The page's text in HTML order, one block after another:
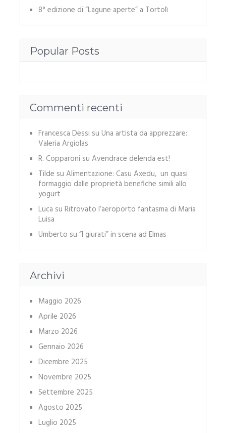
8° edizione di “Lagune aperte” a Tortolì
Popular Posts
Commenti recenti
Francesca Dessi su Una artista da apprezzare:
Valeria Argiolas
R. Copparoni su Avendrace delenda est!
Tilde su Alimentazione: Casu Axedu, un quasi
formaggio dalle proprietà benefiche simili allo
yogurt
Luca su Ritrovato l’aeroporto fantasma di Maria
Luisa
Umberto su “I giurati” in scena ad Elmas
Archivi
Maggio 2026
Aprile 2026
Marzo 2026
Gennaio 2026
Dicembre 2025
Novembre 2025
Settembre 2025
Agosto 2025
Luglio 2025